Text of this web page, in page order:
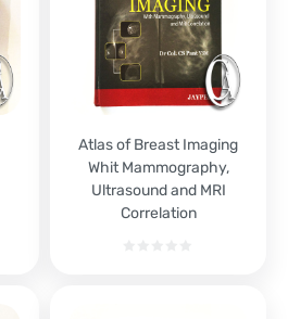
Atlas of Breast Imaging
Whit Mammography,
Ultrasound and MRI
Correlation